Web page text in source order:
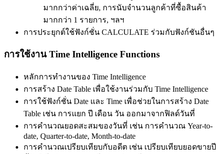
มากกว่าค่าเฉลี่ย, การนับจำนวนลูกค้าที่ซื้อสินค้า
มากกว่า 1 รายการ, ฯลฯ
การประยุกต์ใช้ฟังก์ชั่น CALCULATE ร่วมกับฟังก์ชันอื่นๆ
การใช้งาน Time Intelligence Functions
หลักการทำงานของ Time Intelligence
การสร้าง Date Table เพื่อใช้งานร่วมกับ Time Intelligence
การใช้ฟังก์ชั่น Date และ Time เพื่อช่วยในการสร้าง Date
Table เช่น การแยก ปี เดือน วัน ออกมาจากฟิลด์วันที่
การคำนวณยอดสะสมของวันที่ เช่น การคำนวณ Year-to-
date, Quarter-to-date, Month-to-date
การคำนวณเปรียบเทียบกับอดีต เช่น เปรียบเทียบยอดขายปี